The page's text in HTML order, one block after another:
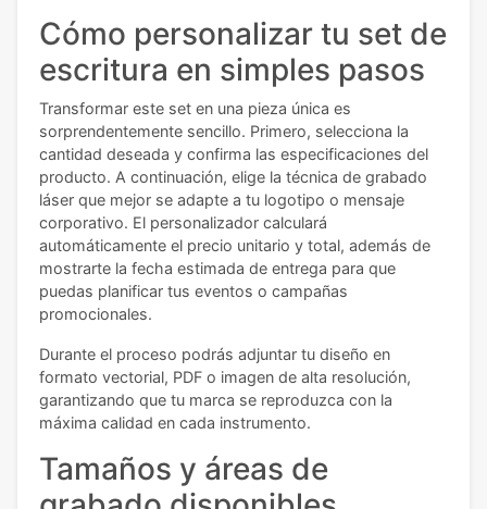
Cómo personalizar tu set de
escritura en simples pasos
Transformar este set en una pieza única es
sorprendentemente sencillo. Primero, selecciona la
cantidad deseada y confirma las especificaciones del
producto. A continuación, elige la técnica de grabado
láser que mejor se adapte a tu logotipo o mensaje
corporativo. El personalizador calculará
automáticamente el precio unitario y total, además de
mostrarte la fecha estimada de entrega para que
puedas planificar tus eventos o campañas
promocionales.
Durante el proceso podrás adjuntar tu diseño en
formato vectorial, PDF o imagen de alta resolución,
garantizando que tu marca se reproduzca con la
máxima calidad en cada instrumento.
Tamaños y áreas de